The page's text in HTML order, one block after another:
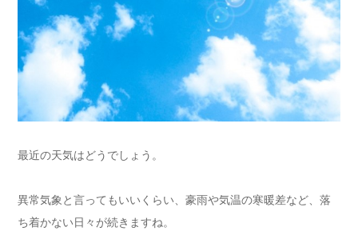
最近の天気はどうでしょう。
異常気象と言ってもいいくらい、豪雨や気温の寒暖差など、落
ち着かない日々が続きますね。